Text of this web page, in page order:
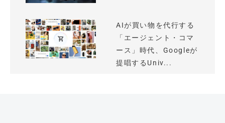
AIが買い物を代行する
「エージェント・コマ
ース」時代、Googleが
提唱するUniv...